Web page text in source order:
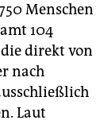
Menschen
104
direkt von
nach
Laut